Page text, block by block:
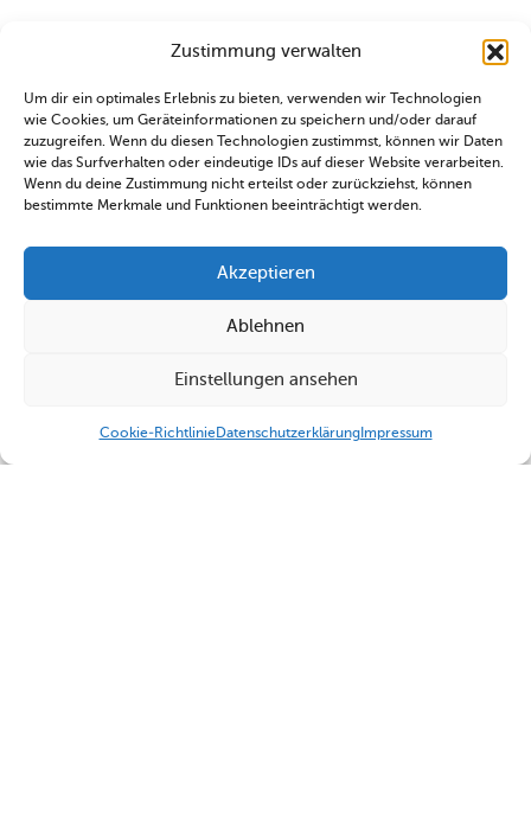
Zustimmung verwalten
Um dir ein optimales Erlebnis zu bieten, verwenden wir Technologien
wie Cookies, um Geräteinformationen zu speichern und/oder darauf
zuzugreifen. Wenn du diesen Technologien zustimmst, können wir Daten
wie das Surfverhalten oder eindeutige IDs auf dieser Website verarbeiten.
Wenn du deine Zustimmung nicht erteilst oder zurückziehst, können
bestimmte Merkmale und Funktionen beeinträchtigt werden.
Akzeptieren
Ablehnen
Einstellungen ansehen
Cookie-RichtlinieDatenschutzerklärungImpressum